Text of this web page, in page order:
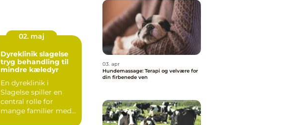
02. maj
Dyreklinik slagelse
tryg behandling til
mindre kæledyr
En dyreklinik i
Slagelse spiller en
central rolle for
mange familier med
03. apr
Hundemassage: Terapi og velvære for
din firbenede ven